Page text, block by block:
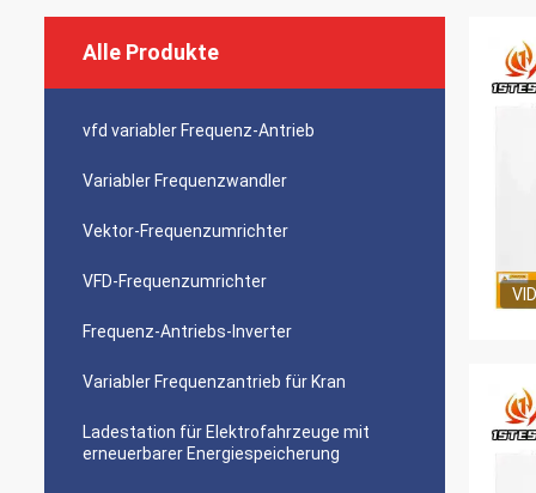
Alle Produkte
vfd variabler Frequenz-Antrieb
Variabler Frequenzwandler
Vektor-Frequenzumrichter
VFD-Frequenzumrichter
Frequenz-Antriebs-Inverter
Variabler Frequenzantrieb für Kran
Ladestation für Elektrofahrzeuge mit
erneuerbarer Energiespeicherung